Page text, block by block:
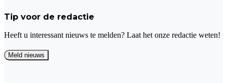
Tip voor de redactie
Heeft u interessant nieuws te melden? Laat het onze redactie weten!